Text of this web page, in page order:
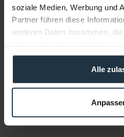
soziale Medien, Werbung und
Partner führen diese
weiteren Daten zusammen,
gesammelt haben.
Alle
Weitere Artikel von